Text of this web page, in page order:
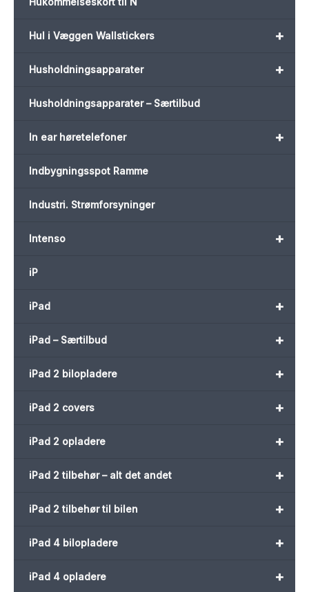
+
Hul i Væggen Wallstickers
+
Husholdningsapparater
Husholdningsapparater – Særtilbud
+
In ear høretelefoner
Indbygningsspot Ramme
Industri. Strømforsyninger
+
Intenso
iP
+
iPad
+
iPad – Særtilbud
+
iPad 2 bilopladere
+
iPad 2 covers
+
iPad 2 opladere
+
iPad 2 tilbehør – alt det andet
+
iPad 2 tilbehør til bilen
+
iPad 4 bilopladere
+
iPad 4 opladere